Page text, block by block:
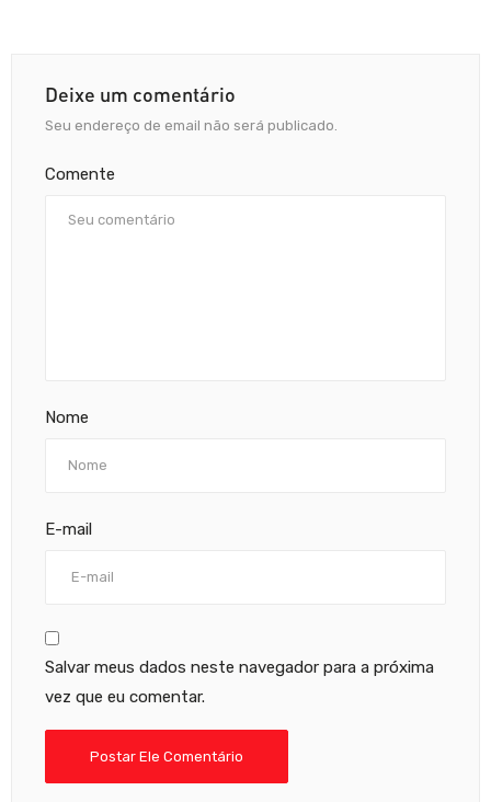
Deixe um comentário
Seu endereço de email não será publicado.
Comente
Nome
E-mail
Salvar meus dados neste navegador para a próxima
vez que eu comentar.